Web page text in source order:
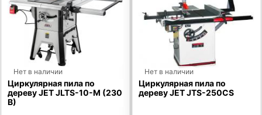
Нет в наличии
Циркулярная пила по
дереву JET JLTS-10-M (230
В)
Нет в наличии
Циркулярная пила по
дереву JET JTS-250CS